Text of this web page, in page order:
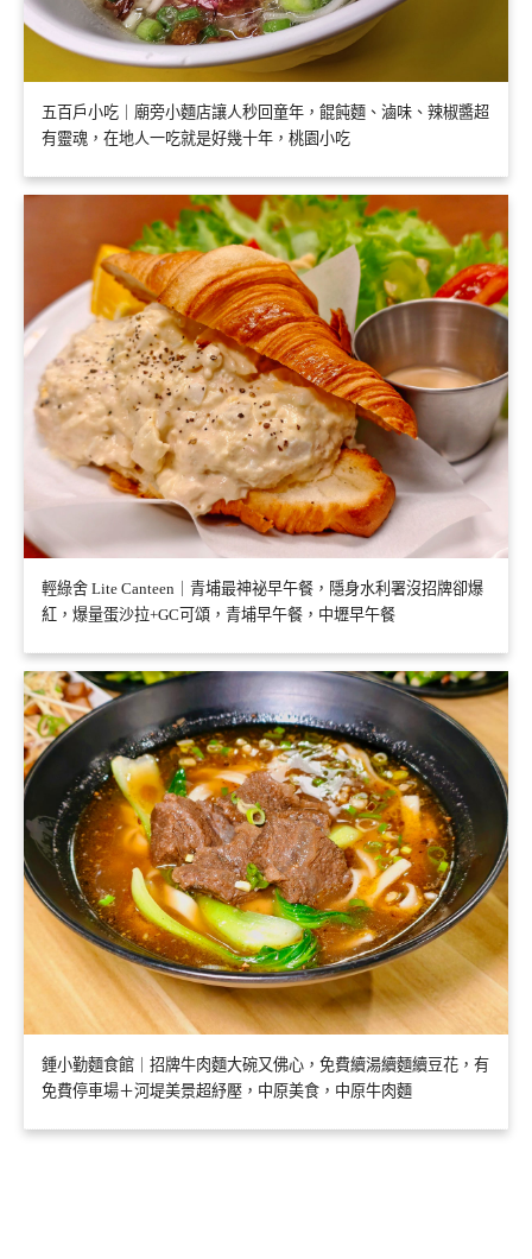
五百戶小吃｜廟旁小麵店讓人秒回童年，餛飩麵、滷味、辣椒醬超
有靈魂，在地人一吃就是好幾十年，桃園小吃
輕綠舍 Lite Canteen｜青埔最神祕早午餐，隱身水利署沒招牌卻爆
紅，爆量蛋沙拉+GC可頌，青埔早午餐，中壢早午餐
鍾小勤麵食館｜招牌牛肉麵大碗又佛心，免費續湯續麵續豆花，有
免費停車場＋河堤美景超紓壓，中原美食，中原牛肉麵